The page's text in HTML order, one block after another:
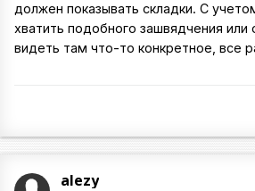
должен показывать складки. С
хватить подобного зашвядчения или
видеть там что-то конкретное, все
alezy